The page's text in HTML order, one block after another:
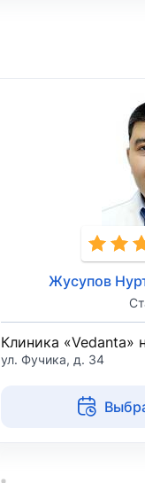
Жусупов
Клиника «Vedanta»
ул. Фучика, д. 34